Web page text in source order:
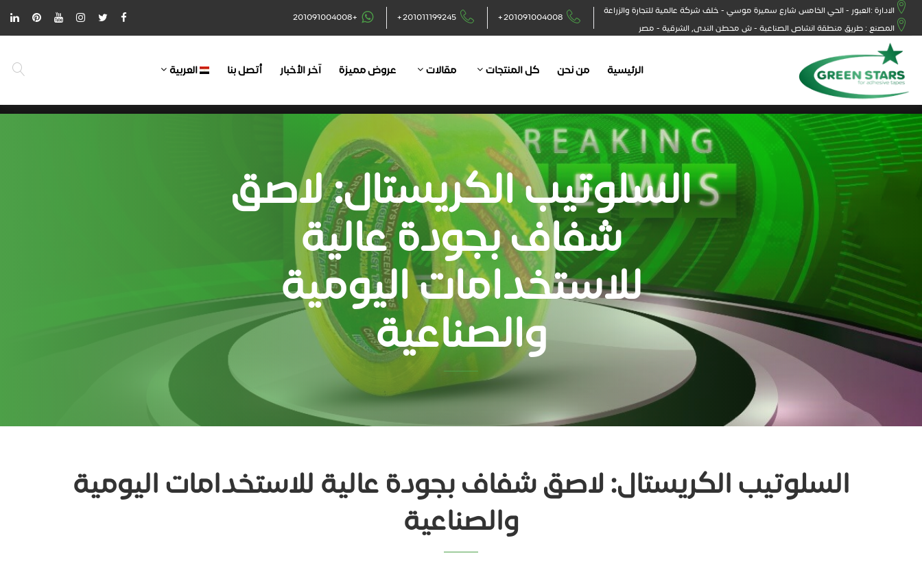
الادارة :العبور - الحي الخامس شارع سميرة موسي - خلف شركة عالمية للتجارة والزراعة
المصنع : طريق منطقة انشاص الصناعية - ش محطن الندى, الشرقية - مصر
+201091004008
+201011199245
+201091004008
الرئيسية من نحن كل المنتجات مقالات عروض مميزة آخر الأخبار أتصل بنا العربية
السلوتيب الكريستال: لاصق
شفاف بجودة عالية
للاستخدامات اليومية
والصناعية
السلوتيب الكريستال: لاصق شفاف بجودة عالية للاستخدامات اليومية
والصناعية